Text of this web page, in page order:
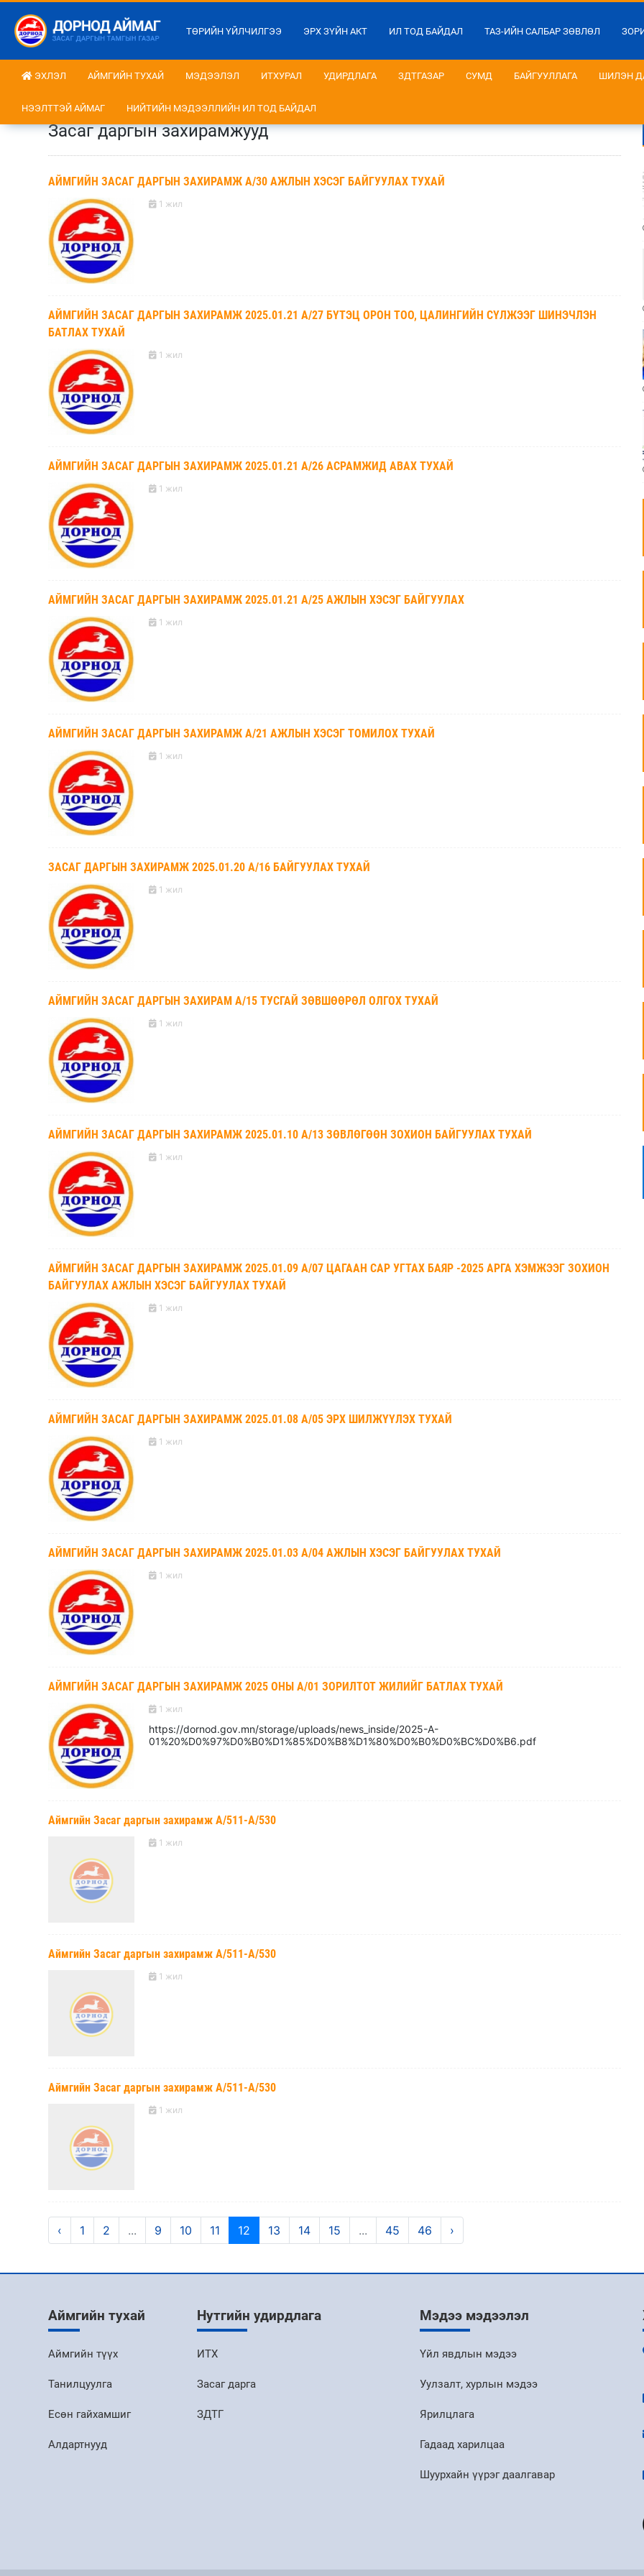
ТӨРИЙН ҮЙЛЧИЛГЭЭ ЭРХ ЗҮЙН АКТ ИЛ ТОД БАЙДАЛ ТАЗ-ИЙН САЛБАР ЗӨВЛӨЛ
ЭХЛЭЛ АЙМГИЙН ТУХАЙ МЭДЭЭЛЭЛ ИТХУРАЛ УДИРДЛАГА ЗДТГАЗАР СУМД БАЙГУУЛЛАГА ШИЛЭН
НЭЭЛТТЭЙ АЙМАГ НИЙТИЙН МЭДЭЭЛЛИЙН ИЛ ТОД БАЙДАЛ
Засаг даргын захирамжууд
АЙМГИЙН ЗАСАГ ДАРГЫН ЗАХИРАМЖ А/30 АЖЛЫН ХЭСЭГ БАЙГУУЛАХ ТУХАЙ
1 жил
АЙМГИЙН ЗАСАГ ДАРГЫН ЗАХИРАМЖ 2025.01.21 А/27 БҮТЭЦ ОРОН ТОО, ЦАЛИНГИЙН СҮЛЖЭЭГ ШИНЭЧЛЭН
БАТЛАХ ТУХАЙ
1 жил
АЙМГИЙН ЗАСАГ ДАРГЫН ЗАХИРАМЖ 2025.01.21 А/26 АСРАМЖИД АВАХ ТУХАЙ
1 жил
АЙМГИЙН ЗАСАГ ДАРГЫН ЗАХИРАМЖ 2025.01.21 А/25 АЖЛЫН ХЭСЭГ БАЙГУУЛАХ
1 жил
АЙМГИЙН ЗАСАГ ДАРГЫН ЗАХИРАМЖ А/21 АЖЛЫН ХЭСЭГ ТОМИЛОХ ТУХАЙ
1 жил
ЗАСАГ ДАРГЫН ЗАХИРАМЖ 2025.01.20 А/16 БАЙГУУЛАХ ТУХАЙ
1 жил
АЙМГИЙН ЗАСАГ ДАРГЫН ЗАХИРАМ А/15 ТУСГАЙ ЗӨВШӨӨРӨЛ ОЛГОХ ТУХАЙ
1 жил
АЙМГИЙН ЗАСАГ ДАРГЫН ЗАХИРАМЖ 2025.01.10 А/13 ЗӨВЛӨГӨӨН ЗОХИОН БАЙГУУЛАХ ТУХАЙ
1 жил
АЙМГИЙН ЗАСАГ ДАРГЫН ЗАХИРАМЖ 2025.01.09 А/07 ЦАГААН САР УГТАХ БАЯР -2025 АРГА ХЭМЖЭЭГ ЗОХИОН
БАЙГУУЛАХ АЖЛЫН ХЭСЭГ БАЙГУУЛАХ ТУХАЙ
1 жил
АЙМГИЙН ЗАСАГ ДАРГЫН ЗАХИРАМЖ 2025.01.08 А/05 ЭРХ ШИЛЖҮҮЛЭХ ТУХАЙ
1 жил
АЙМГИЙН ЗАСАГ ДАРГЫН ЗАХИРАМЖ 2025.01.03 А/04 АЖЛЫН ХЭСЭГ БАЙГУУЛАХ ТУХАЙ
1 жил
АЙМГИЙН ЗАСАГ ДАРГЫН ЗАХИРАМЖ 2025 ОНЫ А/01 ЗОРИЛТОТ ЖИЛИЙГ БАТЛАХ ТУХАЙ
1 жил
https://dornod.gov.mn/storage/uploads/news_inside/2025-A-
01%20%D0%97%D0%B0%D1%85%D0%B8%D1%80%D0%B0%D0%BC%D0%B6.pdf
Аймгийн Засаг даргын захирамж А/511-А/530
1 жил
Аймгийн Засаг даргын захирамж А/511-А/530
1 жил
Аймгийн Засаг даргын захирамж А/511-А/530
1 жил
‹ 1 2 ... 9 10 11 12 13 14 15 ... 45 46 ›
Аймгийн тухай
Аймгийн түүх
Танилцуулга
Есөн гайхамшиг
Алдартнууд
Нутгийн удирдлага
ИТХ
Засаг дарга
ЗДТГ
Мэдээ мэдээлэл
Үйл явдлын мэдээ
Уулзалт, хурлын мэдээ
Ярилцлага
Гадаад харилцаа
Шуурхайн үүрэг даалгавар